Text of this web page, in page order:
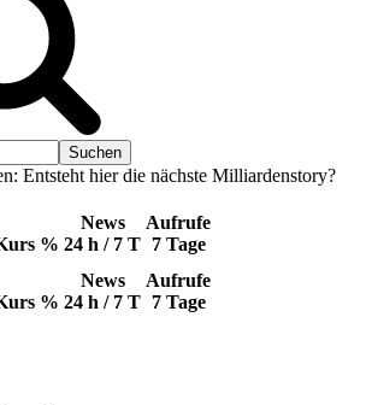
Entsteht hier die nächste Milliardenstory?
%
News
24 h / 7 T
Aufrufe
7 Tage
%
News
24 h / 7 T
Aufrufe
7 Tage